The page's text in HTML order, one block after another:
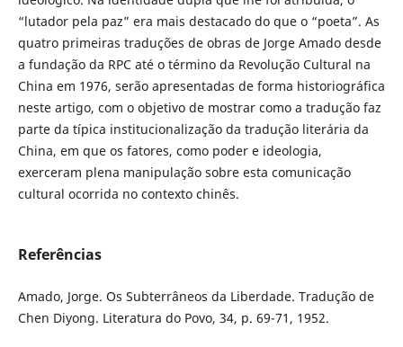
“lutador pela paz” era mais destacado do que o “poeta”. As
quatro primeiras traduções de obras de Jorge Amado desde
a fundação da RPC até o término da Revolução Cultural na
China em 1976, serão apresentadas de forma historiográfica
neste artigo, com o objetivo de mostrar como a tradução faz
parte da típica institucionalização da tradução literária da
China, em que os fatores, como poder e ideologia,
exerceram plena manipulação sobre esta comunicação
cultural ocorrida no contexto chinês.
Referências
Amado, Jorge. Os Subterrâneos da Liberdade. Tradução de
Chen Diyong. Literatura do Povo, 34, p. 69-71, 1952.